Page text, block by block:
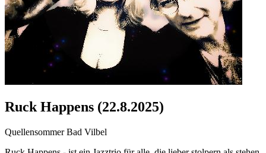
Ruck Happens (22.8.2025)
Quellensommer Bad Vilbel